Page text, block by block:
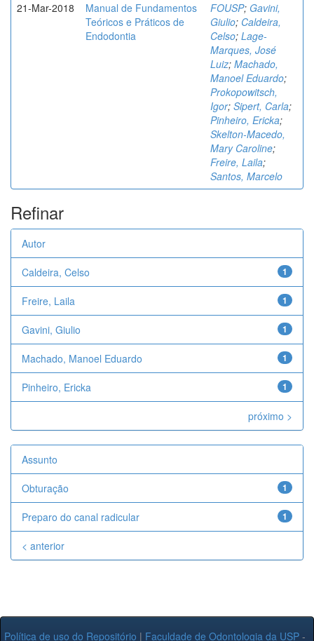
21-Mar-2018
Manual de Fundamentos
Teóricos e Práticos de
Endodontia
FOUSP; Gavini,
Giulio; Caldeira,
Celso; Lage-
Marques, José
Luiz; Machado,
Manoel Eduardo;
Prokopowitsch,
Igor; Sipert, Carla;
Pinheiro, Ericka;
Skelton-Macedo,
Mary Caroline;
Freire, Laila;
Santos, Marcelo
Refinar
Autor
1
Caldeira, Celso
1
Freire, Laila
1
Gavini, Giulio
1
Machado, Manoel Eduardo
1
Pinheiro, Ericka
próximo >
Assunto
1
Obturação
1
Preparo do canal radicular
< anterior
Política de uso do Repositório | Faculdade de Odontologia da USP -